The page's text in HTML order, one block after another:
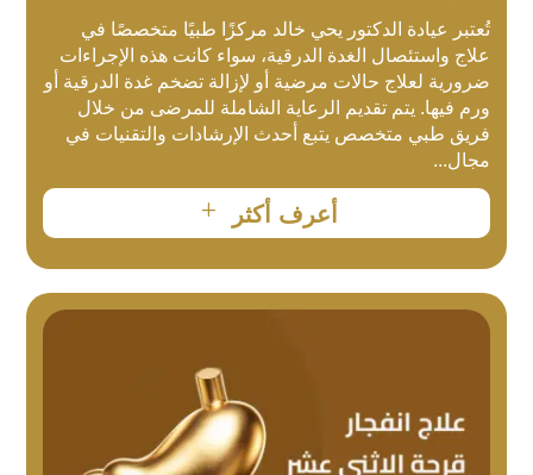
تُعتبر عيادة الدكتور يحي خالد مركزًا طبيًا متخصصًا في
علاج واستئصال الغدة الدرقية، سواء كانت هذه الإجراءات
ضرورية لعلاج حالات مرضية أو لإزالة تضخم غدة الدرقية أو
ورم فيها. يتم تقديم الرعاية الشاملة للمرضى من خلال
فريق طبي متخصص يتبع أحدث الإرشادات والتقنيات في
مجال...
أعرف أكثر L